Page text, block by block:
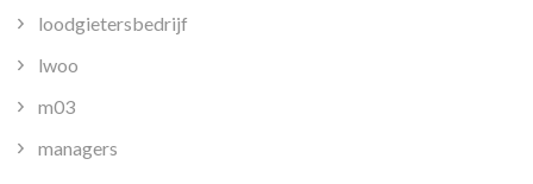
loodgietersbedrijf
lwoo
m03
managers